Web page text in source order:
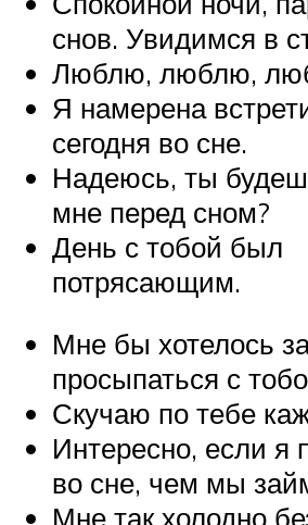
снов. Увидимся в
Люблю, люблю,
Я намерена
сегодня во сне.
Надеюсь, ты
мне перед сном?
День с тобой был
потрясающим.
Мне бы хотелось
просыпаться с
Скучаю по тебе
Интересно, если я
во сне, чем мы
Мне так холодно